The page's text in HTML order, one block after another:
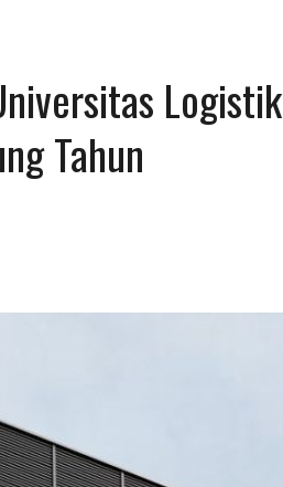
Logistik
Tahun